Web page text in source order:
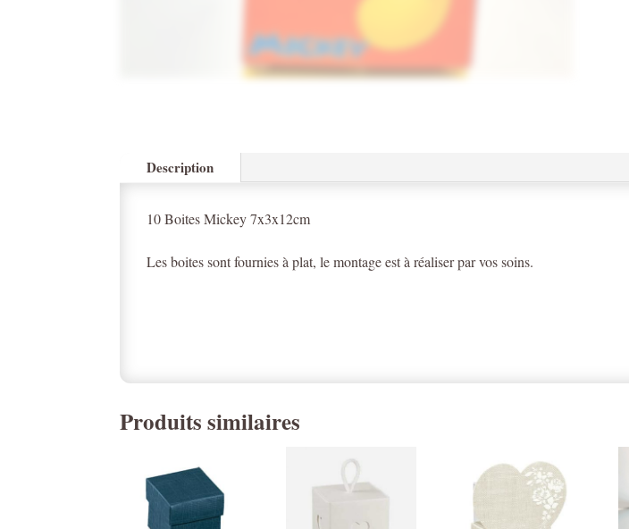
Description
10 Boites Mickey 7x3x12cm
Les boites sont fournies à plat, le montage est à réaliser par vos soins.
Produits similaires